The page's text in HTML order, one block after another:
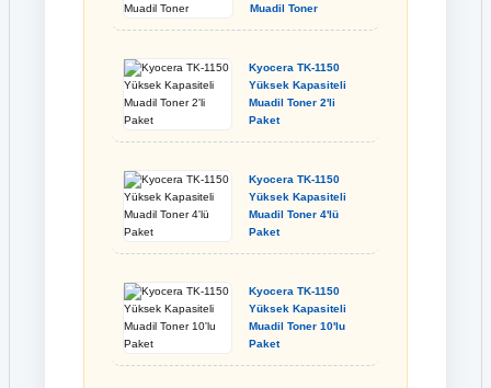
Muadil Toner
Kyocera TK-1150
Yüksek Kapasiteli
Muadil Toner 2'li
Paket
Kyocera TK-1150
Yüksek Kapasiteli
Muadil Toner 4'lü
Paket
Kyocera TK-1150
Yüksek Kapasiteli
Muadil Toner 10'lu
Paket